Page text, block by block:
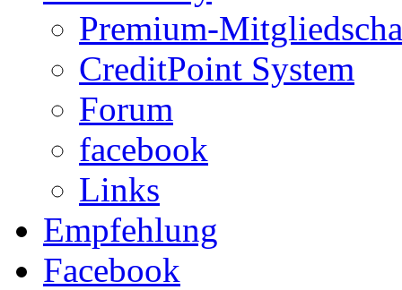
Premium-
CreditPoint System
Forum
facebook
Links
Empfehlung
Facebook